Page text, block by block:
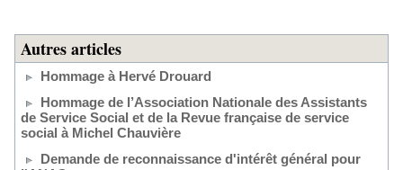
Autres articles
Hommage à Hervé Drouard
Hommage de l’Association Nationale des Assistants
de Service Social et de la Revue française de service
social à Michel Chauvière
Demande de reconnaissance d'intérêt général pour